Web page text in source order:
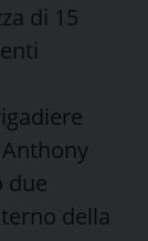
di 15
Anthony
due
della